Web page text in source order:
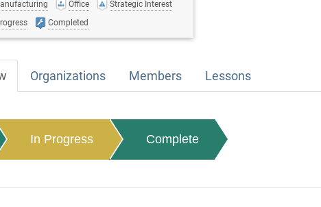
Office
Strategic Interest
Completed
Organizations Members Lessons
In Progress Complete